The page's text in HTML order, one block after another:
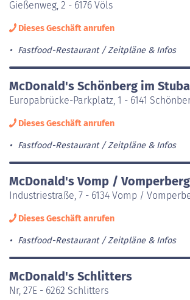
Gießenweg, 2 - 6176 Völs
Dieses Geschäft anrufen
Fastfood-Restaurant Zeitpläne & Infos
McDonald's Schönberg im
Europabrücke-Parkplatz, 1 - 6141
Dieses Geschäft anrufen
Fastfood-Restaurant Zeitpläne & Infos
McDonald's Vomp / Vomperberg
Industriestraße, 7 - 6134 Vomp /
Dieses Geschäft anrufen
Fastfood-Restaurant Zeitpläne & Infos
McDonald's Schlitters
Nr, 27E - 6262 Schlitters